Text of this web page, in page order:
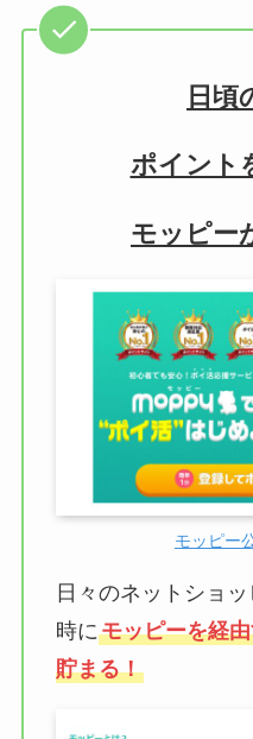
日頃
ポイント
モッピー
モッピー
日々のネットショ
時にモッピーを経
貯まる！